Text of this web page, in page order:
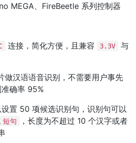
MEGA、FireBeetle 系列控制器
连接，简化方便，且兼容 3.3V 与
汉语语音识别，不需要用户事先
确率 95%
置 50 项候选识别句，识别句可以
短句
，长度为不超过 10 个汉字或者